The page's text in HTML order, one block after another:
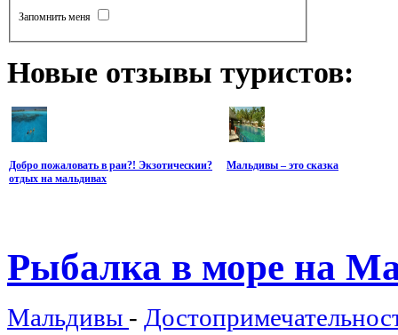
Запомнить меня
Новые отзывы туристов:
Добро пожаловать в раи?! Экзотическии?
отдых на мальдивах
Мальдивы – это сказка
Рыбалка в море на
Мальдивы -